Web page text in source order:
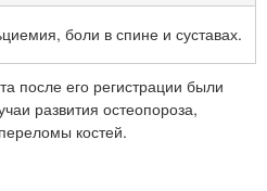
боли в спине и суставах.
после его регистрации были
развития остеопороза,
костей.